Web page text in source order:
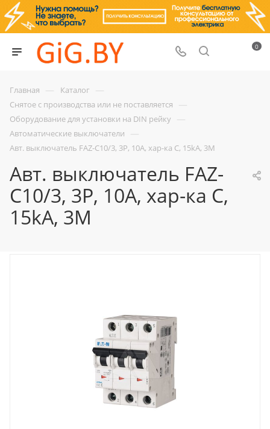
0
Главная — Каталог —
Снятое с производства или не поставляется —
Оборудование для установки на DIN рейку —
Автоматические выключатели —
Авт. выключатель FAZ-C10/3, 3P, 10A, хар-ка C, 15kA, 3M
Авт. выключатель FAZ-
C10/3, 3P, 10A, хар-ка C,
15kA, 3M